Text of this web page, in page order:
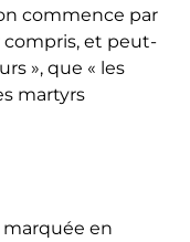
commence par
compris, et peut-
», que « les
martyrs
marquée en